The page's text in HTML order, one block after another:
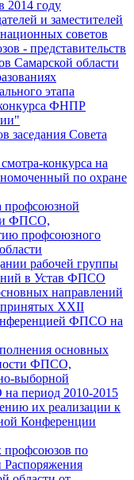
2014 году
и заместителей
советов
- представительств
Самарской области
этапа
ФНПР
заседания Совета
конкурса на
по охране
профсоюзной
ФПСО,
профсоюзного
рабочей группы
в Устав ФПСО
направлений
XXII
ФПСО на
основных
ФПСО,
выборной
период 2010-2015
их реализации к
Конференции
профсоюзов по
Распоряжения